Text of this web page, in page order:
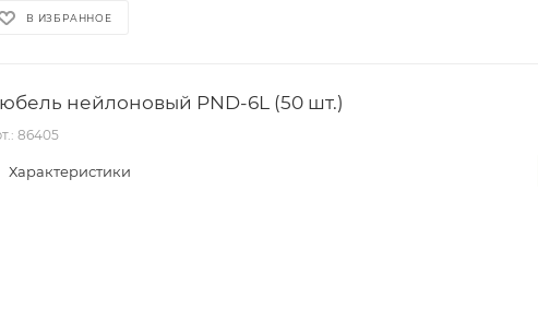
В ИЗБРАННОЕ
Дюбель нейлоновый PND-6L (50 шт.)
86405
Характеристики